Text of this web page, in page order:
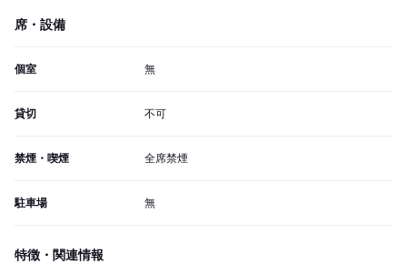
席・設備
個室 無
貸切 不可
禁煙・喫煙 全席禁煙
駐車場 無
特徴・関連情報